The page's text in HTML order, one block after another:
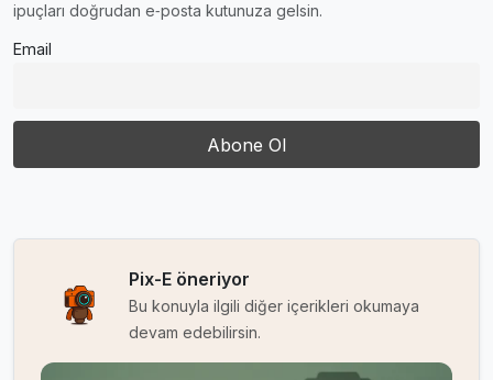
ipuçları doğrudan e‑posta kutunuza gelsin.
Email
Pix-E öneriyor
Bu konuyla ilgili diğer içerikleri okumaya
devam edebilirsin.